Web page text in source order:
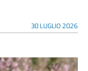
30 LUGLIO 2026